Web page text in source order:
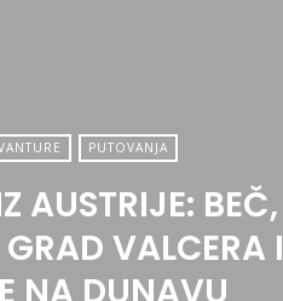
PUTOVANJA
AUSTRIJE: BEČ,
VALCERA I
NA DUNAVU